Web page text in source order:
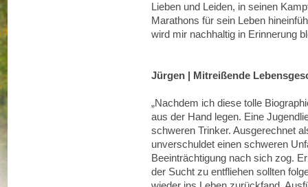
Lieben und Leiden, in seinen
Marathons für sein Leben
wird mir nachhaltig in Erinnerung
Jürgen | Mitreißende
„Nachdem ich diese tolle
aus der Hand legen. Eine
schweren Trinker. Ausgerechnet
unverschuldet einen schweren
Beeinträchtigung nach sich zog.
der Sucht zu entfliehen sollten